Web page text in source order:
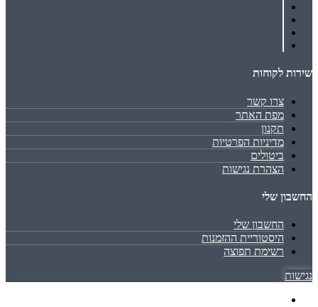
שירות לקוחות
צרו קשר
מפת האתר
תקנון
מדיניות הפרטיות
ביטולים
הצהרת נגישות
החשבון שלי
החשבון שלי
היסטוריית ההזמנות
רשימת תפוצה
נגישות